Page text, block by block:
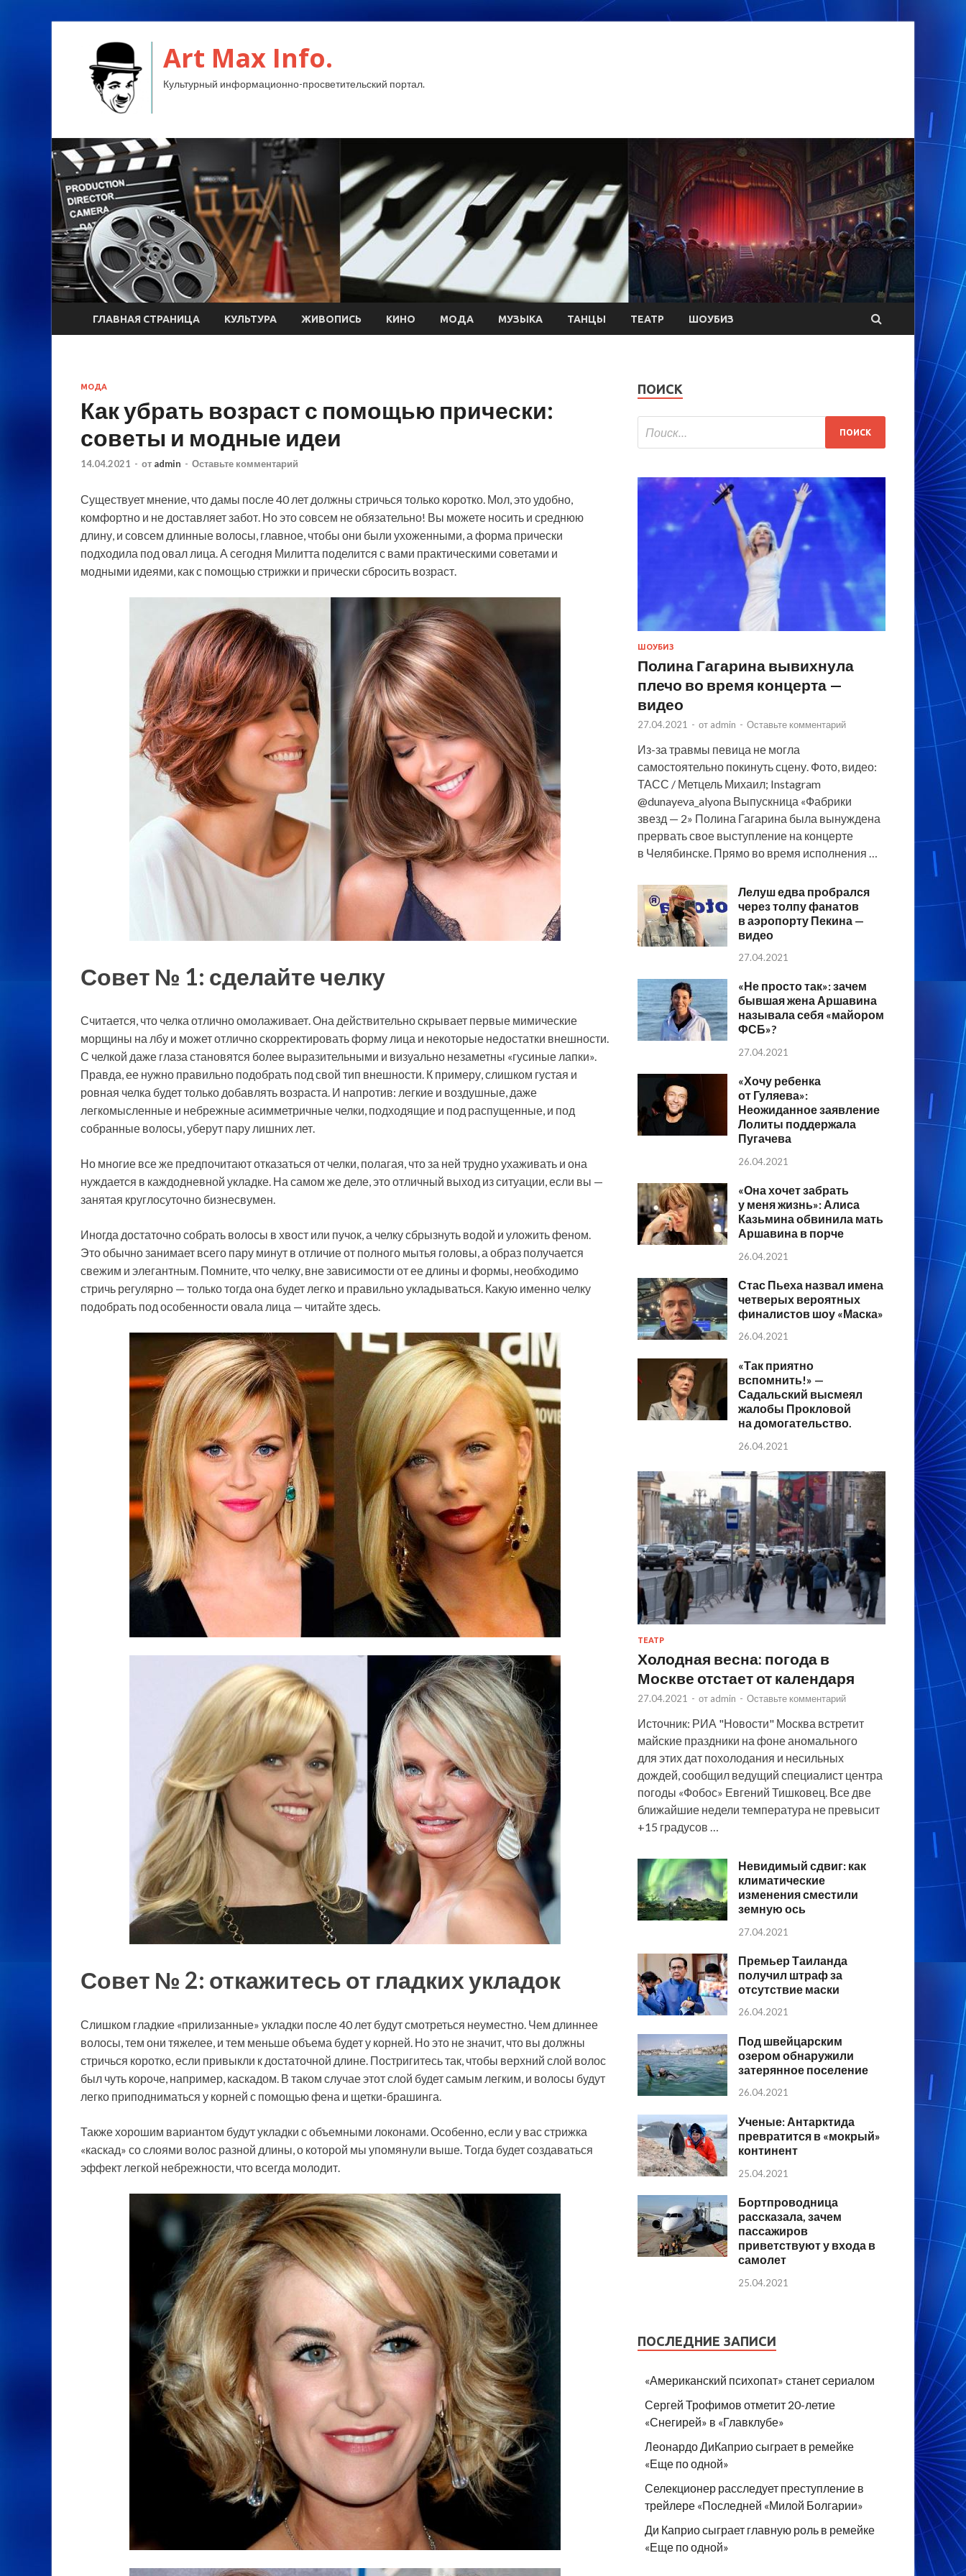
Art Max Info.
Культурный информационно-просветительский портал.
ГЛАВНАЯ СТРАНИЦА КУЛЬТУРА ЖИВОПИСЬ КИНО МОДА МУЗЫКА ТАНЦЫ ТЕАТР ШОУБИЗ
МОДА
Как убрать возраст с помощью прически:
советы и модные идеи
14.04.2021 - от admin - Оставьте комментарий
Существует мнение, что дамы после 40 лет должны стричься только коротко. Мол, это удобно,
комфортно и не доставляет забот. Но это совсем не обязательно! Вы можете носить и среднюю
длину, и совсем длинные волосы, главное, чтобы они были ухоженными, а форма прически
подходила под овал лица. А сегодня Милитта поделится с вами практическими советами и
модными идеями, как с помощью стрижки и прически сбросить возраст.
Совет № 1: сделайте челку
Считается, что челка отлично омолаживает. Она действительно скрывает первые мимические
морщины на лбу и может отлично скорректировать форму лица и некоторые недостатки внешности.
С челкой даже глаза становятся более выразительными и визуально незаметны «гусиные лапки».
Правда, ее нужно правильно подобрать под свой тип внешности. К примеру, слишком густая и
ровная челка будет только добавлять возраста. И напротив: легкие и воздушные, даже
легкомысленные и небрежные асимметричные челки, подходящие и под распущенные, и под
собранные волосы, уберут пару лишних лет.
Но многие все же предпочитают отказаться от челки, полагая, что за ней трудно ухаживать и она
нуждается в каждодневной укладке. На самом же деле, это отличный выход из ситуации, если вы —
занятая круглосуточно бизнесвумен.
Иногда достаточно собрать волосы в хвост или пучок, а челку сбрызнуть водой и уложить феном.
Это обычно занимает всего пару минут в отличие от полного мытья головы, а образ получается
свежим и элегантным. Помните, что челку, вне зависимости от ее длины и формы, необходимо
стричь регулярно — только тогда она будет легко и правильно укладываться. Какую именно челку
подобрать под особенности овала лица — читайте здесь.
Совет № 2: откажитесь от гладких укладок
Слишком гладкие «прилизанные» укладки после 40 лет будут смотреться неуместно. Чем длиннее
волосы, тем они тяжелее, и тем меньше объема будет у корней. Но это не значит, что вы должны
стричься коротко, если привыкли к достаточной длине. Постригитесь так, чтобы верхний слой волос
был чуть короче, например, каскадом. В таком случае этот слой будет самым легким, и волосы будут
легко приподниматься у корней с помощью фена и щетки-брашинга.
Также хорошим вариантом будут укладки с объемными локонами. Особенно, если у вас стрижка
«каскад» со слоями волос разной длины, о которой мы упомянули выше. Тогда будет создаваться
эффект легкой небрежности, что всегда молодит.
ПОИСК
ШОУБИЗ
Полина Гагарина вывихнула
плечо во время концерта —
видео
27.04.2021 - от admin - Оставьте комментарий
Из-за травмы певица не могла
самостоятельно покинуть сцену. Фото, видео:
ТАСС / Метцель Михаил; Instagram
@dunayeva_alyona Выпускница «Фабрики
звезд — 2» Полина Гагарина была вынуждена
прервать свое выступление на концерте
в Челябинске. Прямо во время исполнения …
Лелуш едва пробрался
через толпу фанатов
в аэропорту Пекина —
видео
27.04.2021
«Не просто так»: зачем
бывшая жена Аршавина
называла себя «майором
ФСБ»?
27.04.2021
«Хочу ребенка
от Гуляева»:
Неожиданное заявление
Лолиты поддержала
Пугачева
26.04.2021
«Она хочет забрать
у меня жизнь»: Алиса
Казьмина обвинила мать
Аршавина в порче
26.04.2021
Стас Пьеха назвал имена
четверых вероятных
финалистов шоу «Маска»
26.04.2021
«Так приятно
вспомнить!» —
Садальский высмеял
жалобы Прокловой
на домогательство.
26.04.2021
ТЕАТР
Холодная весна: погода в
Москве отстает от календаря
27.04.2021 - от admin - Оставьте комментарий
Источник: РИА "Новости" Москва встретит
майские праздники на фоне аномального
для этих дат похолодания и несильных
дождей, сообщил ведущий специалист центра
погоды «Фобос» Евгений Тишковец. Все две
ближайшие недели температура не превысит
+15 градусов …
Невидимый сдвиг: как
климатические
изменения сместили
земную ось
27.04.2021
Премьер Таиланда
получил штраф за
отсутствие маски
26.04.2021
Под швейцарским
озером обнаружили
затерянное поселение
26.04.2021
Ученые: Антарктида
превратится в «мокрый»
континент
25.04.2021
Бортпроводница
рассказала, зачем
пассажиров
приветствуют у входа в
самолет
25.04.2021
ПОСЛЕДНИЕ ЗАПИСИ
«Американский психопат» станет сериалом
Сергей Трофимов отметит 20-летие
«Снегирей» в «Главклубе»
Леонардо ДиКаприо сыграет в ремейке
«Еще по одной»
Селекционер расследует преступление в
трейлере «Последней «Милой Болгарии»
Ди Каприо сыграет главную роль в ремейке
«Еще по одной»